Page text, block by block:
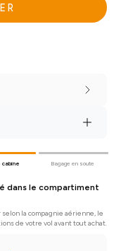
cabine Bagage en soute
dans le compartiment
la compagnie aérienne, le
de votre vol avant tout achat.